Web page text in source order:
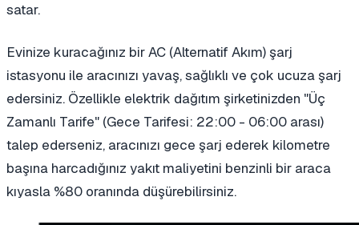
satar.
Evinize kuracağınız bir AC (Alternatif Akım) şarj
istasyonu ile aracınızı yavaş, sağlıklı ve çok ucuza şarj
edersiniz. Özellikle elektrik dağıtım şirketinizden "Üç
Zamanlı Tarife" (Gece Tarifesi: 22:00 - 06:00 arası)
talep ederseniz, aracınızı gece şarj ederek kilometre
başına harcadığınız yakıt maliyetini benzinli bir araca
kıyasla %80 oranında düşürebilirsiniz.